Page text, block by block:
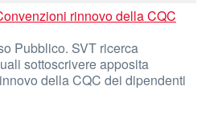
rinnovo della CQC
Pubblico. SVT ricerca
sottoscrivere apposita
della CQC dei dipendenti